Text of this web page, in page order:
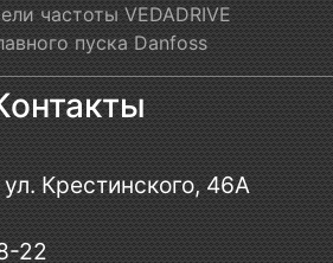
частоты VEDADRIVE
пуска Danfoss
ул. Крестинского, 46А
22